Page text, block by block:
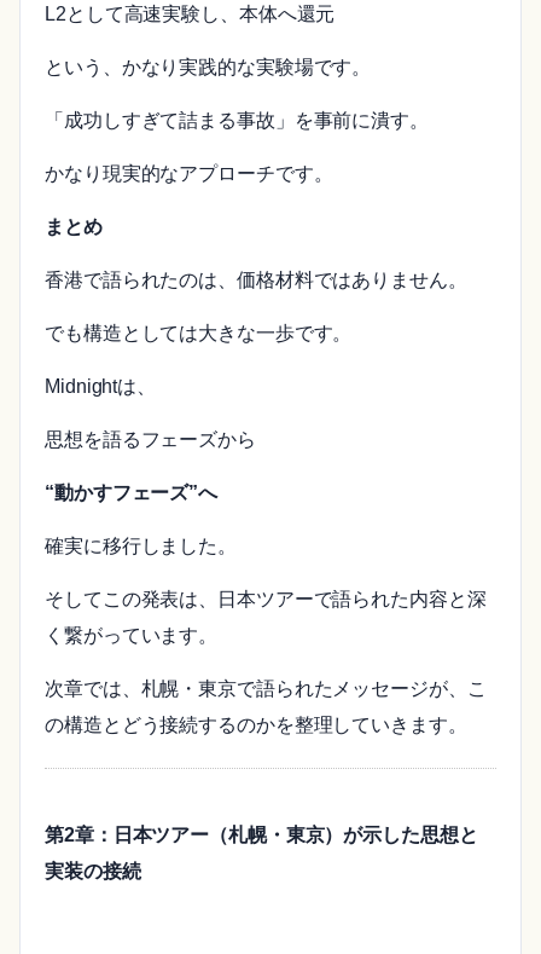
L2として高速実験し、本体へ還元
という、かなり実践的な実験場です。
「成功しすぎて詰まる事故」を事前に潰す。
かなり現実的なアプローチです。
まとめ
香港で語られたのは、価格材料ではありません。
でも構造としては大きな一歩です。
Midnightは、
思想を語るフェーズから
“動かすフェーズ”へ
確実に移行しました。
そしてこの発表は、日本ツアーで語られた内容と深
く繋がっています。
次章では、札幌・東京で語られたメッセージが、こ
の構造とどう接続するのかを整理していきます。
第2章：日本ツアー（札幌・東京）が示した思想と
実装の接続